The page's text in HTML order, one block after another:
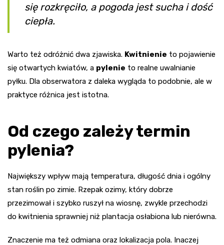
się rozkręciło, a pogoda jest sucha i dość
ciepła.
Warto też odróżnić dwa zjawiska. Kwitnienie to pojawienie
się otwartych kwiatów, a pylenie to realne uwalnianie
pyłku. Dla obserwatora z daleka wygląda to podobnie, ale w
praktyce różnica jest istotna.
Od czego zależy termin
pylenia?
Największy wpływ mają temperatura, długość dnia i ogólny
stan roślin po zimie. Rzepak ozimy, który dobrze
przezimował i szybko ruszył na wiosnę, zwykle przechodzi
do kwitnienia sprawniej niż plantacja osłabiona lub nierówna.
Znaczenie ma też odmiana oraz lokalizacja pola. Inaczej